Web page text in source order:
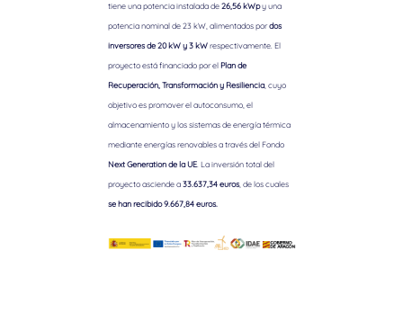
tiene una potencia instalada de26,56 kWpy una
potencia nominal de 23 kW, alimentados pordos
inversores de 20 kW y 3 kWrespectivamente. El
proyecto está financiado por elPlan de
Recuperación, Transformación y Resiliencia, cuyo
objetivo es promover el autoconsumo, el
almacenamiento y los sistemas de energía térmica
mediante energías renovables a través del Fondo
Next Generation de la UE. La inversión total del
proyecto asciende a33.637,34 euros, de los cuales
se han recibido 9.667,84 euros.